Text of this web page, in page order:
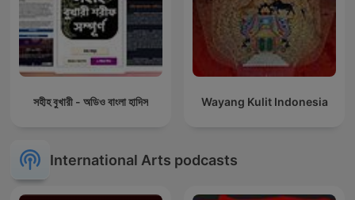
সহীহ বুখারী - অডিও বাংলা হাদিস Wayang Kulit Indonesia
International Arts podcasts